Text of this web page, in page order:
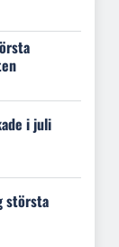
i juli
största